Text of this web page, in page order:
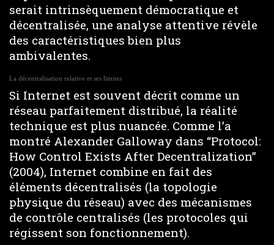
serait intrinsèquement démocratique et
décentralisée, une analyse attentive révèle
des caractéristiques bien plus
ambivalentes.
La décentralisation relative et ses limites
Si Internet est souvent décrit comme un
réseau parfaitement distribué, la réalité
technique est plus nuancée. Comme l’a
montré Alexander Galloway dans “Protocol:
How Control Exists After Decentralization”
(2004), Internet combine en fait des
éléments décentralisés (la topologie
physique du réseau) avec des mécanismes
de contrôle centralisés (les protocoles qui
régissent son fonctionnement).